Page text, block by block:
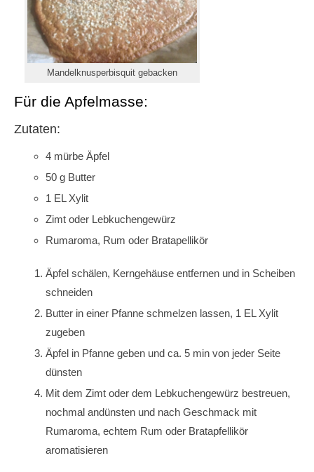
Mandelknusperbisquit gebacken
Für die Apfelmasse:
Zutaten:
4 mürbe Äpfel
50 g Butter
1 EL Xylit
Zimt oder Lebkuchengewürz
Rumaroma, Rum oder Bratapellikör
Äpfel schälen, Kerngehäuse entfernen und in Scheiben
schneiden
Butter in einer Pfanne schmelzen lassen, 1 EL Xylit
zugeben
Äpfel in Pfanne geben und ca. 5 min von jeder Seite
dünsten
Mit dem Zimt oder dem Lebkuchengewürz bestreuen,
nochmal andünsten und nach Geschmack mit
Rumaroma, echtem Rum oder Bratapfellikör
aromatisieren